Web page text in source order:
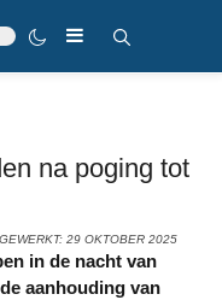
na poging tot
29 OKTOBER 2025
aanhouding van